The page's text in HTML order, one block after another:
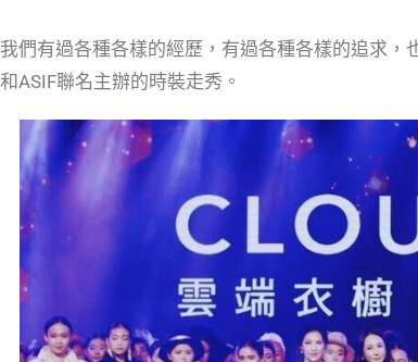
我們有過各種各樣的經歷，有過各種各樣的追求，
和ASIF聯名主辦的時裝走秀。